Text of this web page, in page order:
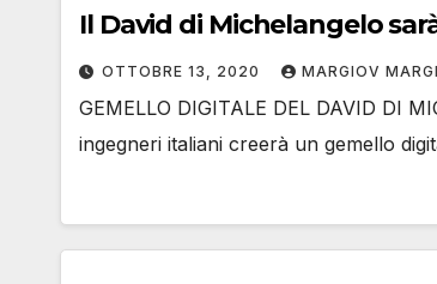
OTTOBRE 13, 2020 MARGIOV
GEMELLO DIGITALE DEL DAVID DI
ingegneri italiani creerà un gemello